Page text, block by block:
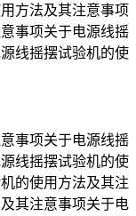
方法及其注意事项
事项关于电源线摇
线摇摆试验机的使
事项关于电源线摇
线摇摆试验机的使
的使用方法及其注
其注意事项关于电